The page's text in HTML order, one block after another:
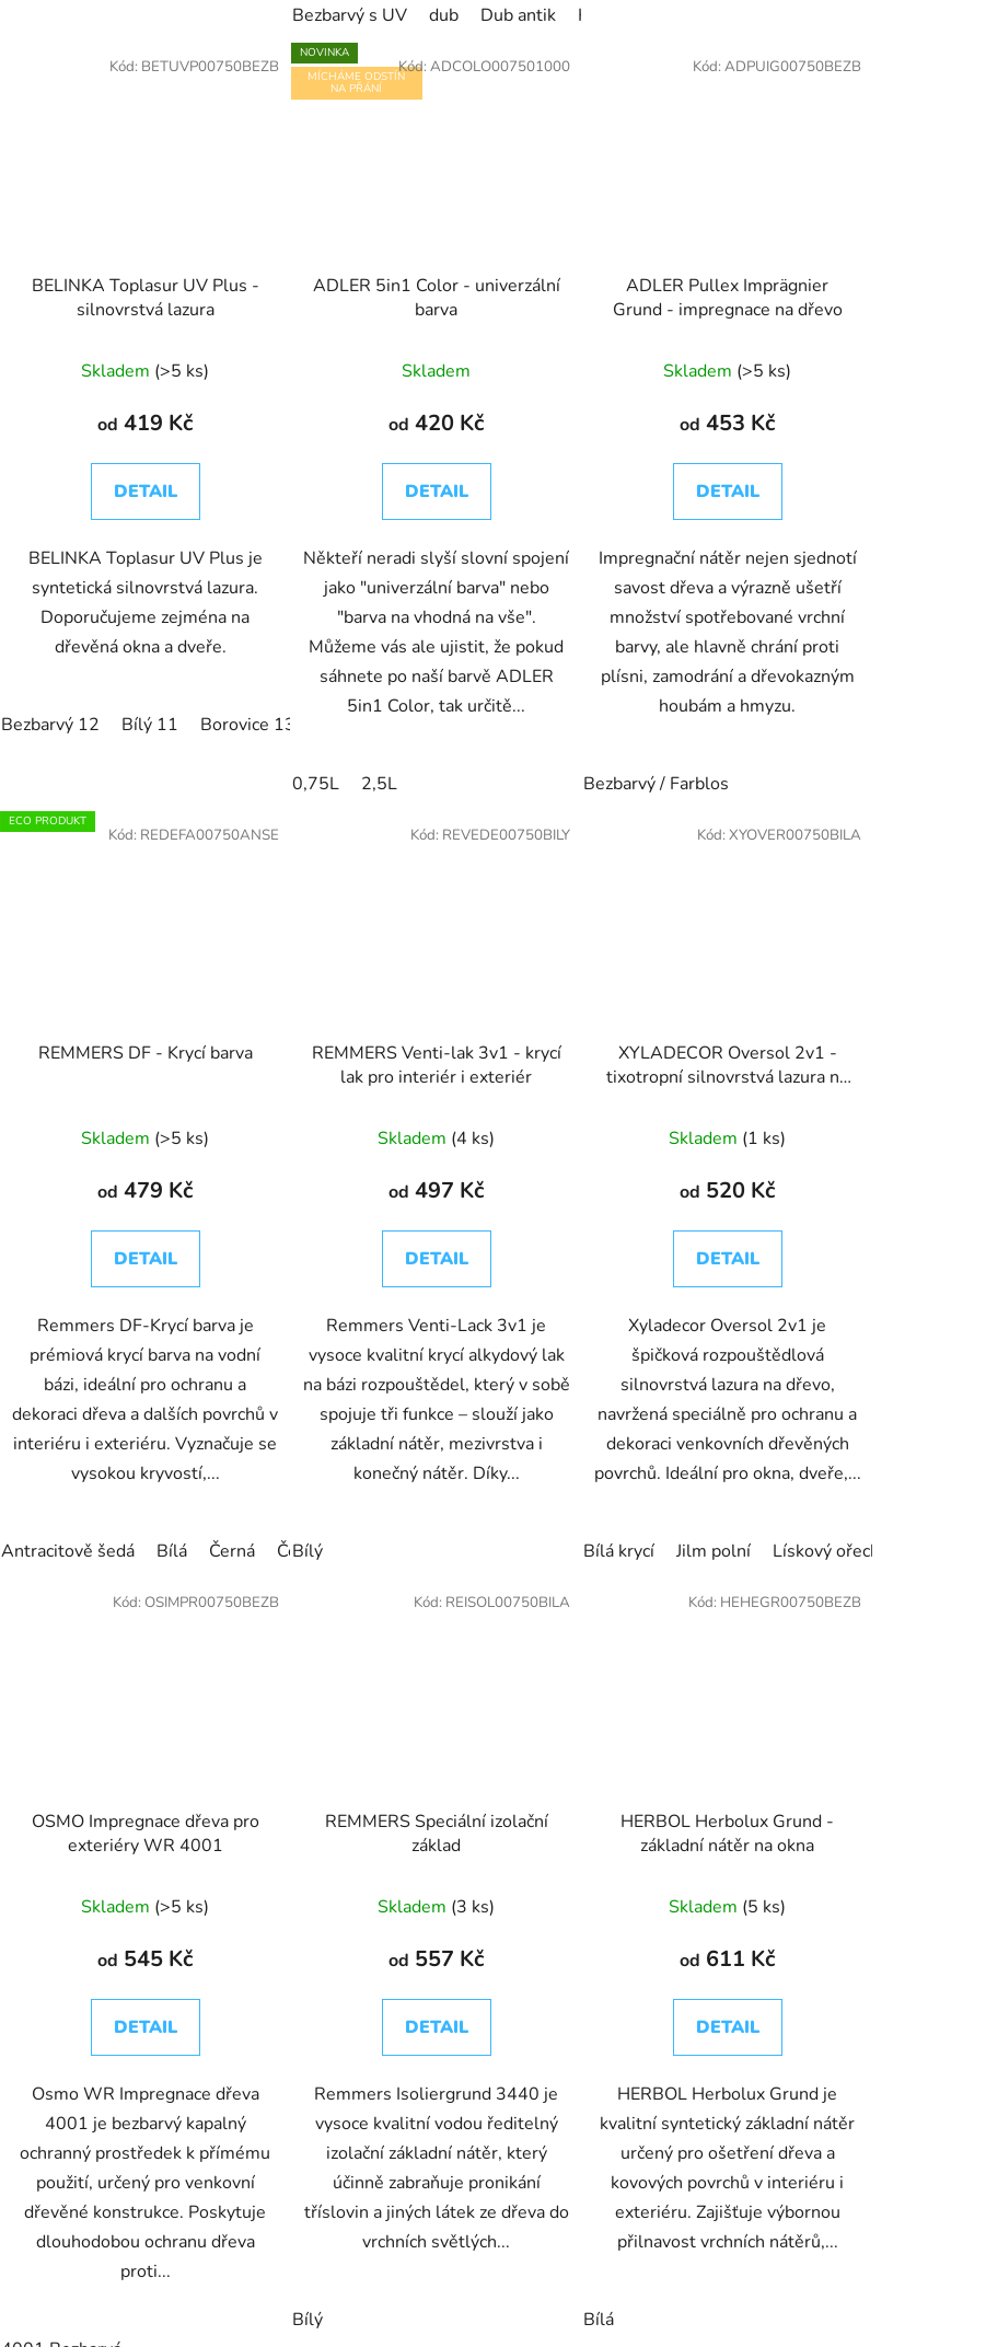
Bezbarvý s UV dub Dub antik Kaštan
BELINKA Toplasur UV Plus -
silnovrstvá lazura
Skladem (>5 ks)
od 419 Kč
DETAIL
BELINKA Toplasur UV Plus je
syntetická silnovrstvá lazura.
Doporučujeme zejména na
dřevěná okna a dveře.
Bezbarvý 12 Bílý 11 Borovice 13
Kód: BETUVP00750BEZB
NOVINKA
MÍCHÁME ODSTÍN
NA PŘÁNÍ
ADLER 5in1 Color - univerzální
barva
Skladem
od 420 Kč
DETAIL
Někteří neradi slyší slovní spojení
jako "univerzální barva" nebo
"barva na vhodná na vše".
Můžeme vás ale ujistit, že pokud
sáhnete po naší barvě ADLER
5in1 Color, tak určitě...
0,75L 2,5L
Kód: ADCOLO007501000
ADLER Pullex Imprägnier
Grund - impregnace na dřevo
Skladem (>5 ks)
od 453 Kč
DETAIL
Impregnační nátěr nejen sjednotí
savost dřeva a výrazně ušetří
množství spotřebované vrchní
barvy, ale hlavně chrání proti
plísni, zamodrání a dřevokazným
houbám a hmyzu.
Bezbarvý / Farblos
Kód: ADPUIG00750BEZB
ECO PRODUKT
REMMERS DF - Krycí barva
Skladem (>5 ks)
od 479 Kč
DETAIL
Remmers DF-Krycí barva je
prémiová krycí barva na vodní
bázi, ideální pro ochranu a
dekoraci dřeva a dalších povrchů v
interiéru i exteriéru. Vyznačuje se
vysokou kryvostí,...
Antracitově šedá Bílá Černá Červenohnědá Lahvově zelená Listově zelená Modrá
Kód: REDEFA00750ANSE
REMMERS Venti-lak 3v1 - krycí
lak pro interiér i exteriér
Skladem (4 ks)
od 497 Kč
DETAIL
Remmers Venti-Lack 3v1 je
vysoce kvalitní krycí alkydový lak
na bázi rozpouštědel, který v sobě
spojuje tři funkce – slouží jako
základní nátěr, mezivrstva i
konečný nátěr. Díky...
Bílý
Kód: REVEDE00750BILY
XYLADECOR Oversol 2v1 -
tixotropní silnovrstvá lazura na
Skladem (1 ks)
od 520 Kč
DETAIL
Xyladecor Oversol 2v1 je
špičková rozpouštědlová
silnovrstvá lazura na dřevo,
navržená speciálně pro ochranu a
dekoraci venkovních dřevěných
povrchů. Ideální pro okna, dveře,...
Bílá krycí Jilm polní Lískový ořech
Kód: XYOVER00750BILA
OSMO Impregnace dřeva pro
exteriéry WR 4001
Skladem (>5 ks)
od 545 Kč
DETAIL
Osmo WR Impregnace dřeva
4001 je bezbarvý kapalný
ochranný prostředek k přímému
použití, určený pro venkovní
dřevěné konstrukce. Poskytuje
dlouhodobou ochranu dřeva
proti...
Kód: OSIMPR00750BEZB
REMMERS Speciální izolační
základ
Skladem (3 ks)
od 557 Kč
DETAIL
Remmers Isoliergrund 3440 je
vysoce kvalitní vodou ředitelný
izolační základní nátěr, který
účinně zabraňuje pronikání
tříslovin a jiných látek ze dřeva do
vrchních světlých...
Bílý
Kód: REISOL00750BILA
HERBOL Herbolux Grund -
základní nátěr na okna
Skladem (5 ks)
od 611 Kč
DETAIL
HERBOL Herbolux Grund je
kvalitní syntetický základní nátěr
určený pro ošetření dřeva a
kovových povrchů v interiéru i
exteriéru. Zajišťuje výbornou
přilnavost vrchních nátěrů,...
Bílá
Kód: HEHEGR00750BEZB